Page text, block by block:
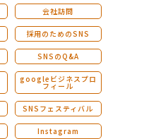
会社訪問
採用のためのSNS
SNSのQ&A
googleビジネスプロ
フィール
SNSフェスティバル
Instagram